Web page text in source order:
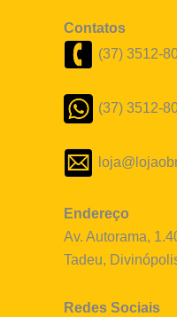
Contatos
(37) 3512-
(37) 3512-
Endereço
Av. Autorama,
Tadeu,
Redes Sociais